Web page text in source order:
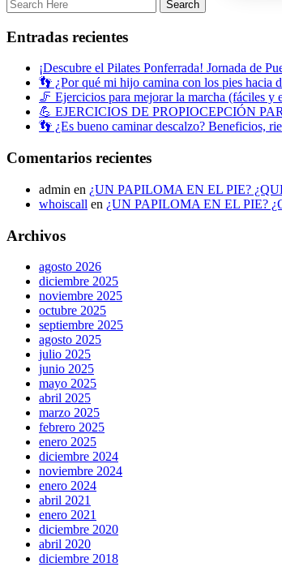
Entradas recientes
¡Descubre el Pilates Ponferrada! Jornada de
👣 ¿Por qué mi hijo camina con los pies hacia
🦵 Ejercicios para mejorar la marcha (fáciles y
💪 EJERCICIOS DE PROPIOCEPCIÓN
👣 ¿Es bueno caminar descalzo? Beneficios,
Comentarios recientes
admin en ¿UN PAPILOMA EN EL PIE?
whoiscall en ¿UN PAPILOMA EN EL PIE?
Archivos
agosto 2026
diciembre 2025
noviembre 2025
octubre 2025
septiembre 2025
agosto 2025
julio 2025
junio 2025
mayo 2025
abril 2025
marzo 2025
febrero 2025
enero 2025
diciembre 2024
noviembre 2024
enero 2024
abril 2021
enero 2021
diciembre 2020
abril 2020
diciembre 2018